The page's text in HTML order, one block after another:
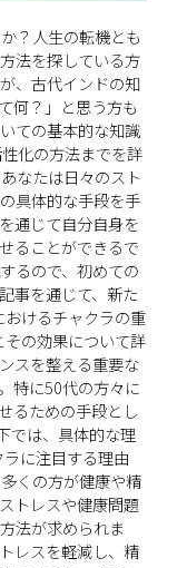
？人生の転機とも
法を探している方
、古代インドの知
何？」と思う方も
ての基本的な知識
化の方法までを詳
なたは日々のスト
具体的な手段を手
通じて自分自身を
ることができるで
るので、初めての
事を通じて、新た
けるチャクラの重
の効果について詳
スを整える重要な
特に50代の方々に
るための手段とし
では、具体的な理
に注目する理由
くの方が健康や精
トレスや健康問題
法が求められま
レスを軽減し、精